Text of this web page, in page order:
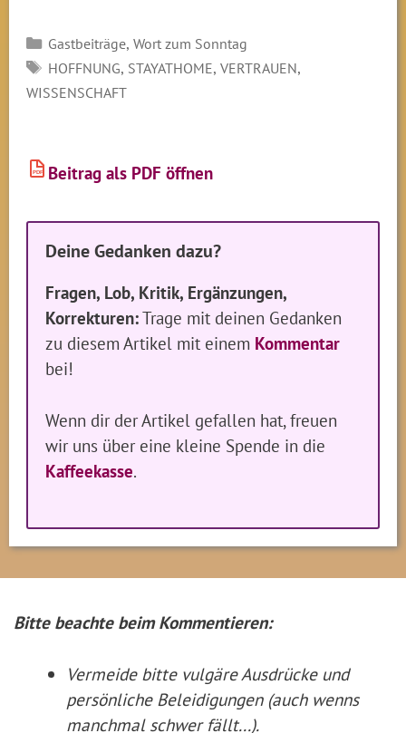
Kategorien
Gastbeiträge, Wort zum Sonntag
SCHLAGWÖRTER
HOFFNUNG, STAYATHOME, VERTRAUEN,
WISSENSCHAFT
PDF Beitrag als PDF öffnen
Deine Gedanken dazu?
Fragen, Lob, Kritik, Ergänzungen,
Korrekturen:Trage mit deinen Gedanken
zu diesem Artikel mit einem Kommentar
bei!
Wenn dir der Artikel gefallen hat, freuen
wir uns über eine kleine Spende in die
Kaffeekasse.
Bitte beachte beim Kommentieren:
Vermeide bitte vulgäre Ausdrücke und
persönliche Beleidigungen (auch wenns
manchmal schwer fällt...).